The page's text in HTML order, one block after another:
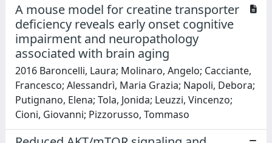
A mouse model for creatine transporter
deficiency reveals early onset cognitive
impairment and neuropathology
associated with brain aging
2016 Baroncelli, Laura; Molinaro, Angelo; Cacciante,
Francesco; Alessandrì, Maria Grazia; Napoli, Debora;
Putignano, Elena; Tola, Jonida; Leuzzi, Vincenzo;
Cioni, Giovanni; Pizzorusso, Tommaso